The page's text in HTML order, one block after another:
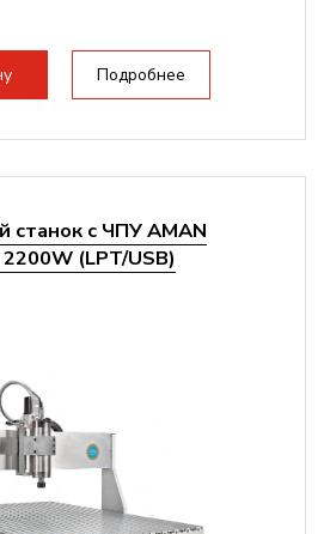
Подробнее
станок с ЧПУ AMAN
(LPT/USB)